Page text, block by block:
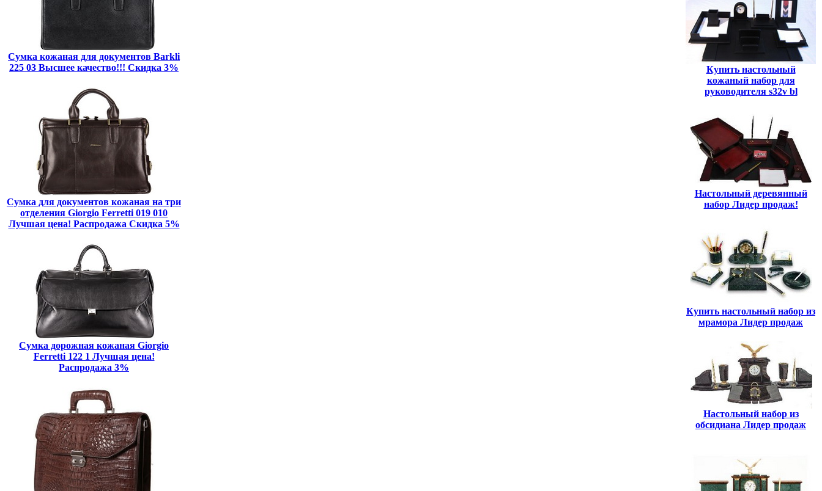
Сумка кожаная для документов Barkli
225 03 Высшее качество!!! Скидка 3%
Сумка для документов кожаная на три
отделения Giorgio Ferretti 019 010
Лучшая цена! Распродажа Скидка 5%
Сумка дорожная кожаная Giorgio
Ferretti 122 1 Лучшая цена!
Распродажа 3%
Купить настольный
кожаный набор для
руководителя s32v bl
Настольный деревянный
набор Лидер продаж!
Купить настольный набор из
мрамора Лидер продаж
Настольный набор из
обсидиана Лидер продаж